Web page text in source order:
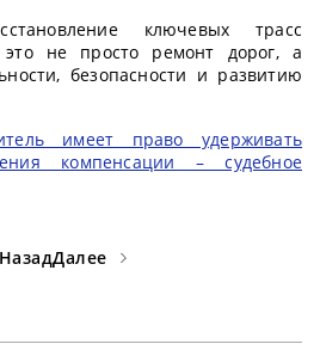
ключевых трасс
не просто ремонт дорог, а
безопасности и развитию
имеет право удерживать
компенсации – судебное
НазадДалее